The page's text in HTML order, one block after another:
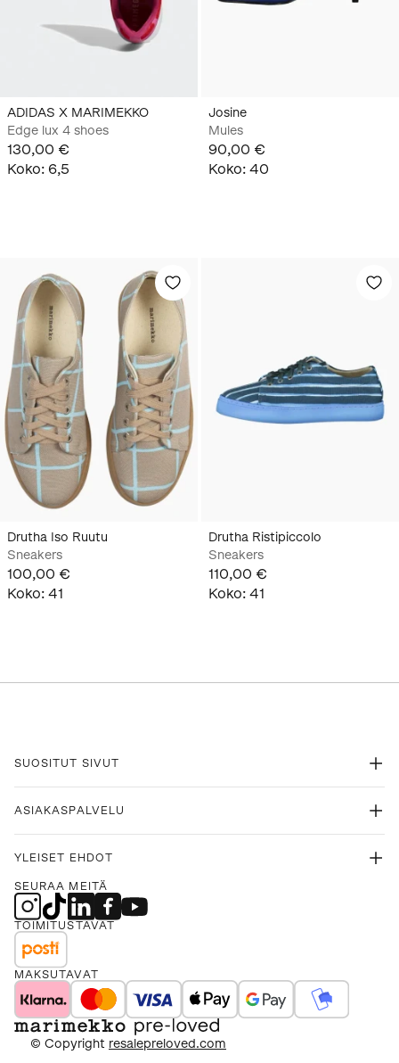
ADIDAS X MARIMEKKO
Edge lux 4 shoes
130,00 €
Koko: 6,5
Josine
Mules
90,00 €
Koko: 40
Drutha Iso Ruutu
Sneakers
100,00 €
Koko: 41
Drutha Ristipiccolo
Sneakers
110,00 €
Koko: 41
SUOSITUT SIVUT
ASIAKASPALVELU
YLEISET EHDOT
SEURAA MEITÄ
TOIMITUSTAVAT
MAKSUTAVAT
© Copyright resalepreloved.com